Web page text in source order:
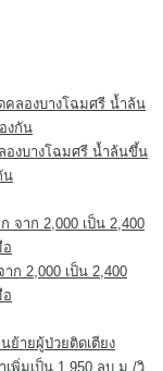
องบางโฉมศรี น้ำล้นขึ้น
น
ก 2,000 เป็น 2,400
อ